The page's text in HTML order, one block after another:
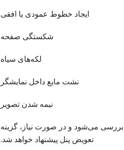
ایجاد خطوط عمودی یا افقی
شکستگی صفحه
لکه‌های سیاه
نشت مایع داخل نمایشگر
نیمه شدن تصویر
بررسی می‌شود و در صورت نیاز، گزینه
تعویض پنل پیشنهاد خواهد شد.